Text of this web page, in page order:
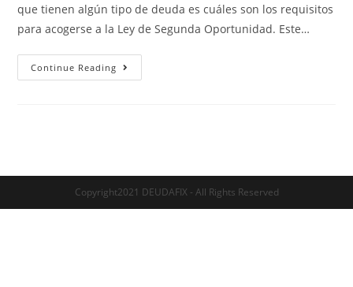
que tienen algún tipo de deuda es cuáles son los requisitos
para acogerse a la Ley de Segunda Oportunidad. Este…
Continue Reading
Copyright2021 DEUDAFIX - All Rights Reserved